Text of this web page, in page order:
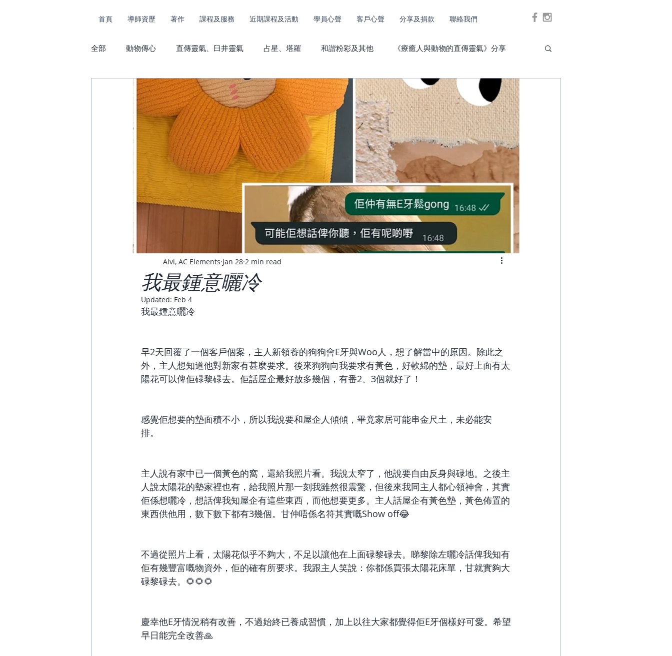
首頁 導師資歷 著作 課程及服務 近期課程及活動 學員心聲 客戶心聲 分享及捐款 聯絡我們
全部
動物傳心 直傳靈氣、臼井靈氣 占星、塔羅 和諧粉彩及其他 《療癒人與動物的直傳靈氣》分享
課堂花絮及捐款 動物傳心及其他服務捐款 動物傳心心聲 直傳靈氣心聲
我最鍾意曬冷
Alvi, AC Elements Jan 28 2 min read
Updated: Feb 4
我最鍾意曬冷
早2天回覆了一個客戶個案，主人新領養的狗狗會E牙與Woo人，想了解當中的原因。除此之
外，主人想知道他對新家有甚麼要求。後來狗狗向我要求有黃色，好軟綿的墊，最好上面有太
陽花可以俾佢碌黎碌去。佢話屋企最好放多幾個，有番2、3個就好了！
感覺佢想要的墊面積不小，所以我說要和屋企人傾傾，畢竟家居可能串金尺土，未必能安
排。
主人說有家中已一個黃色的窩，還給我照片看。我說太窄了，他說要自由反身與碌地。之後主
人說太陽花的墊家裡也有，給我照片那一刻我雖然很震驚，但後來我同主人都心領神會，其實
佢係想曬冷，想話俾我知屋企有這些東西，而他想要更多。主人話屋企有黃色墊，黃色佈置的
東西供他用，數下數下都有3幾個。甘仲唔係名符其實嘅Show off😂
不過從照片上看，太陽花似乎不夠大，不足以讓他在上面碌黎碌去。睇黎除左曬冷話俾我知有
佢有幾豐富嘅物資外，佢的確有所要求。我跟主人笑說：你都係買張太陽花床單，甘就實夠大
碌黎碌去。🌻🌻🌻
慶幸他E牙情況稍有改善，不過始終已養成習慣，加上以往大家都覺得佢E牙個樣好可愛。希望
早日能完全改善🙏